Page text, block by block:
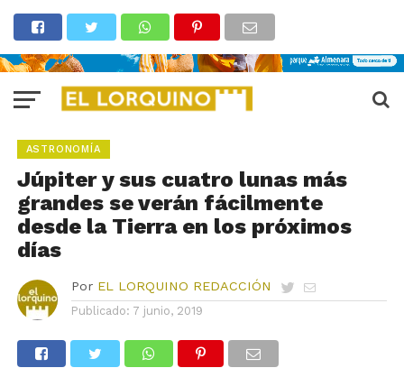
ASTRONOMÍA
Júpiter y sus cuatro lunas más
grandes se verán fácilmente
desde la Tierra en los próximos
días
Por EL LORQUINO REDACCIÓN
Publicado: 7 junio, 2019